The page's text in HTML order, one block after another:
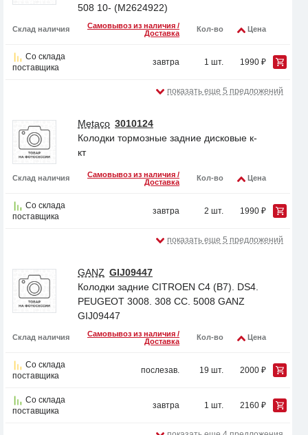
508 10- (M2624922)
Склад наличия
Самовывоз из наличия /
Доставка
Кол-во Цена
Со склада
поставщика
завтра 1 шт. 1990 ₽
показать еще 5 предложений
Metaco 3010124
Колодки тормозные задние дисковые к-
кт
Склад наличия
Самовывоз из наличия /
Доставка
Кол-во Цена
Со склада
поставщика
завтра 2 шт. 1990 ₽
показать еще 5 предложений
GANZ GIJ09447
Колодки задние CITROEN C4 (B7). DS4.
PEUGEOT 3008. 308 CC. 5008 GANZ
GIJ09447
Склад наличия
Самовывоз из наличия /
Доставка
Кол-во Цена
Со склада
поставщика
послезав. 19 шт. 2000 ₽
Со склада
поставщика
завтра 1 шт. 2160 ₽